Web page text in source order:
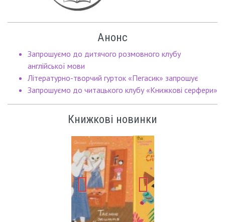
Анонс
Запрошуємо до дитячого розмовного клубу
англійської мови
Літературно-творчий гурток «Пегасик» запрошує
Запрошуємо до читацького клубу «Книжкові серфери»
Книжкові новинки